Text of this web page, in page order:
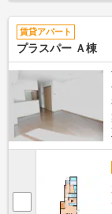
賃貸アパート
プラスパー Ａ棟